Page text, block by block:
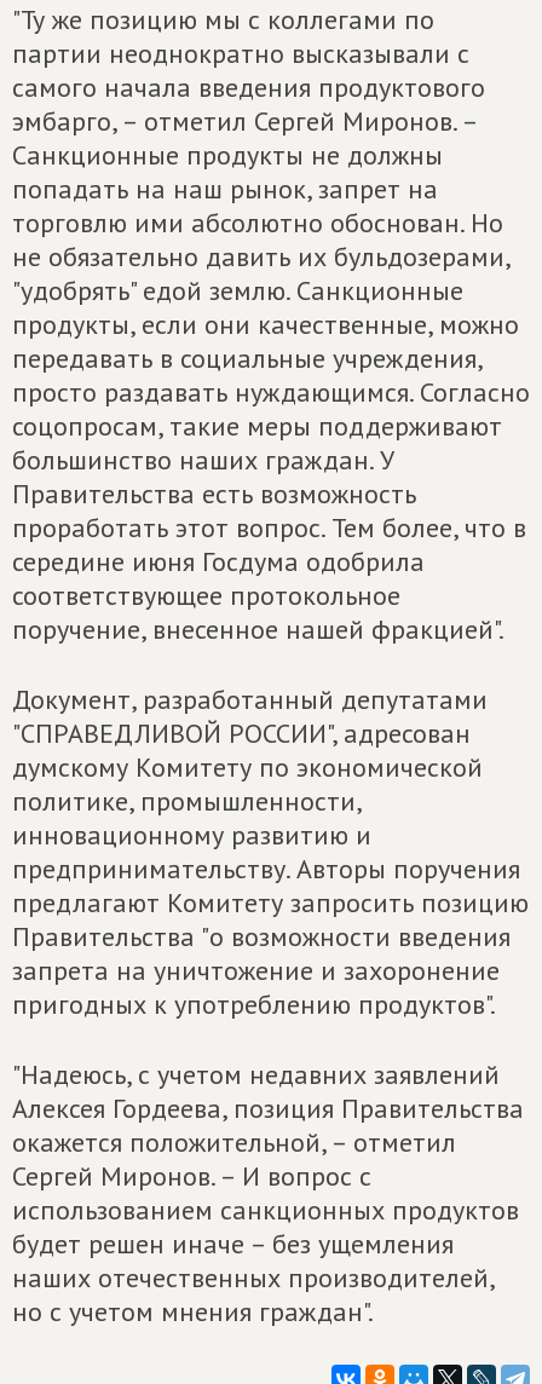
"Ту же позицию мы с коллегами по
партии неоднократно высказывали с
самого начала введения продуктового
эмбарго, – отметил Сергей Миронов. –
Санкционные продукты не должны
попадать на наш рынок, запрет на
торговлю ими абсолютно обоснован. Но
не обязательно давить их бульдозерами,
"удобрять" едой землю. Санкционные
продукты, если они качественные, можно
передавать в социальные учреждения,
просто раздавать нуждающимся. Согласно
соцопросам, такие меры поддерживают
большинство наших граждан. У
Правительства есть возможность
проработать этот вопрос. Тем более, что в
середине июня Госдума одобрила
соответствующее протокольное
поручение, внесенное нашей фракцией".
Документ, разработанный депутатами
"СПРАВЕДЛИВОЙ РОССИИ", адресован
думскому Комитету по экономической
политике, промышленности,
инновационному развитию и
предпринимательству. Авторы поручения
предлагают Комитету запросить позицию
Правительства "о возможности введения
запрета на уничтожение и захоронение
пригодных к употреблению продуктов".
"Надеюсь, с учетом недавних заявлений
Алексея Гордеева, позиция Правительства
окажется положительной, – отметил
Сергей Миронов. – И вопрос с
использованием санкционных продуктов
будет решен иначе – без ущемления
наших отечественных производителей,
но с учетом мнения граждан".